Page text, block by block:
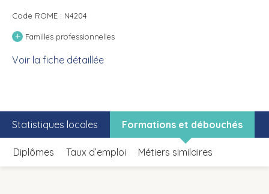
Code ROME : N4204
+ Familles professionnelles
Voir la fiche détaillée
Statistiques locales Formations et débouchés
Diplômes Taux d’emploi Métiers similaires